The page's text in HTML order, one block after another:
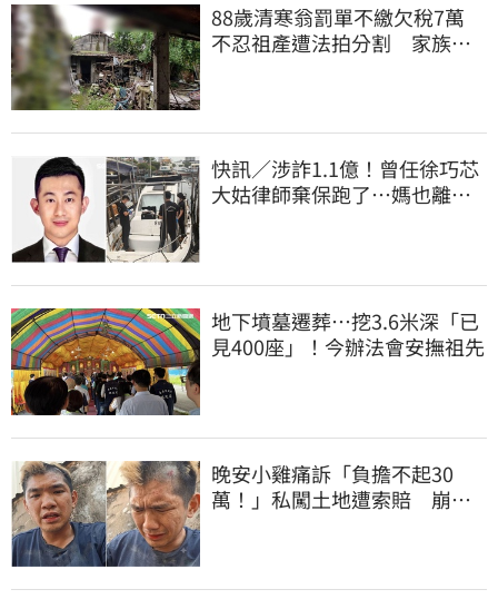
88歲清寒翁罰單不繳欠稅7萬
不忍祖產遭法拍分割 家族按
快訊／涉詐1.1億！曾任徐巧芯
大姑律師棄保跑了…媽也離
地下墳墓遷葬…挖3.6米深「已
見400座」！今辦法會安撫祖先
晚安小雞痛訴「負擔不起30
萬！」私闖土地遭索賠 崩